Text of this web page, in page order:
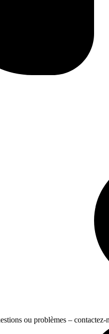
ou problèmes –